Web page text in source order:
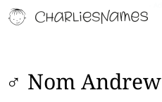
♂ Nom Andrew